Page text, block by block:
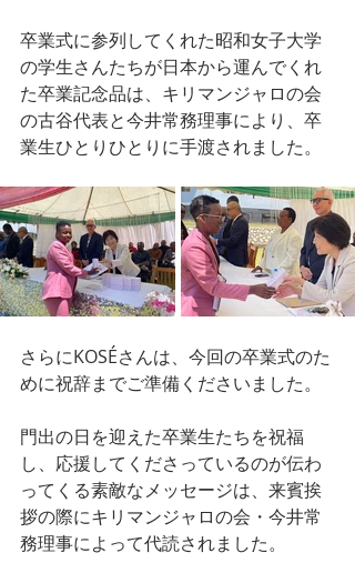
卒業式に参列してくれた昭和女子大学
の学生さんたちが日本から運んでくれ
た卒業記念品は、キリマンジャロの会
の古谷代表と今井常務理事により、卒
業生ひとりひとりに手渡されました。
さらにKOSÉさんは、今回の卒業式のた
めに祝辞までご準備くださいました。
門出の日を迎えた卒業生たちを祝福
し、応援してくださっているのが伝わ
ってくる素敵なメッセージは、来賓挨
拶の際にキリマンジャロの会・今井常
務理事によって代読されました。